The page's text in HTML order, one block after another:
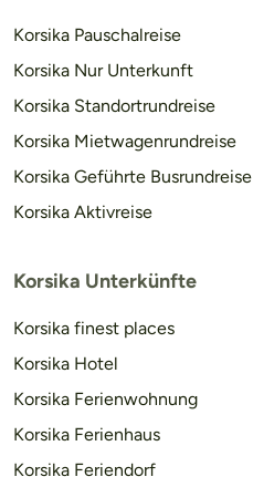
Korsika Pauschalreise
Korsika Nur Unterkunft
Korsika Standortrundreise
Korsika Mietwagenrundreise
Korsika Geführte Busrundreise
Korsika Aktivreise
Korsika Unterkünfte
Korsika finest places
Korsika Hotel
Korsika Ferienwohnung
Korsika Ferienhaus
Korsika Feriendorf